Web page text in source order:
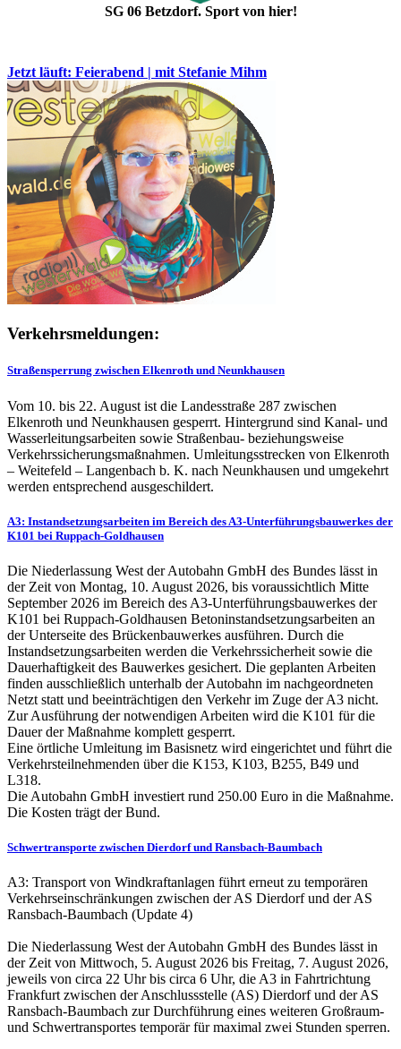
SG 06 Betzdorf. Sport von hier!
Jetzt läuft: Feierabend | mit Stefanie Mihm
Verkehrsmeldungen:
Straßensperrung zwischen Elkenroth und Neunkhausen
Vom 10. bis 22. August ist die Landesstraße 287 zwischen
Elkenroth und Neunkhausen gesperrt. Hintergrund sind Kanal- und
Wasserleitungsarbeiten sowie Straßenbau- beziehungsweise
Verkehrssicherungsmaßnahmen. Umleitungsstrecken von Elkenroth
– Weitefeld – Langenbach b. K. nach Neunkhausen und umgekehrt
werden entsprechend ausgeschildert.
A3: Instandsetzungsarbeiten im Bereich des A3-Unterführungsbauwerkes der
K101 bei Ruppach-Goldhausen
Die Niederlassung West der Autobahn GmbH des Bundes lässt in
der Zeit von Montag, 10. August 2026, bis voraussichtlich Mitte
September 2026 im Bereich des A3-Unterführungsbauwerkes der
K101 bei Ruppach-Goldhausen Betoninstandsetzungsarbeiten an
der Unterseite des Brückenbauwerkes ausführen. Durch die
Instandsetzungsarbeiten werden die Verkehrssicherheit sowie die
Dauerhaftigkeit des Bauwerkes gesichert. Die geplanten Arbeiten
finden ausschließlich unterhalb der Autobahn im nachgeordneten
Netzt statt und beeinträchtigen den Verkehr im Zuge der A3 nicht.
Zur Ausführung der notwendigen Arbeiten wird die K101 für die
Dauer der Maßnahme komplett gesperrt.
Eine örtliche Umleitung im Basisnetz wird eingerichtet und führt die
Verkehrsteilnehmenden über die K153, K103, B255, B49 und
L318.
Die Autobahn GmbH investiert rund 250.00 Euro in die Maßnahme.
Die Kosten trägt der Bund.
Schwertransporte zwischen Dierdorf und Ransbach-Baumbach
A3: Transport von Windkraftanlagen führt erneut zu temporären
Verkehrseinschränkungen zwischen der AS Dierdorf und der AS
Ransbach-Baumbach (Update 4)
Die Niederlassung West der Autobahn GmbH des Bundes lässt in
der Zeit von Mittwoch, 5. August 2026 bis Freitag, 7. August 2026,
jeweils von circa 22 Uhr bis circa 6 Uhr, die A3 in Fahrtrichtung
Frankfurt zwischen der Anschlussstelle (AS) Dierdorf und der AS
Ransbach-Baumbach zur Durchführung eines weiteren Großraum-
und Schwertransportes temporär für maximal zwei Stunden sperren.